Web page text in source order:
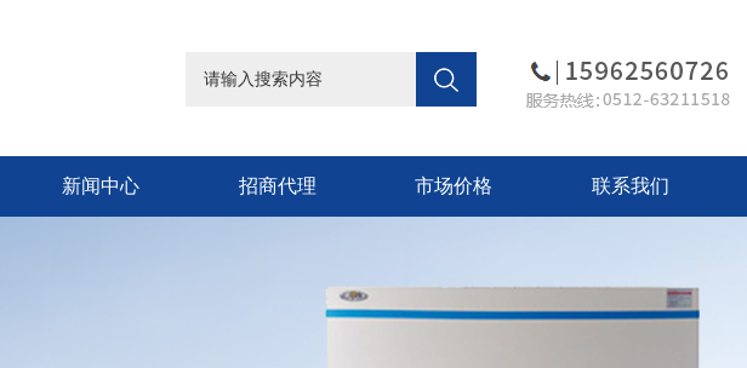
新闻中心 招商代理 市场价格 联系我们